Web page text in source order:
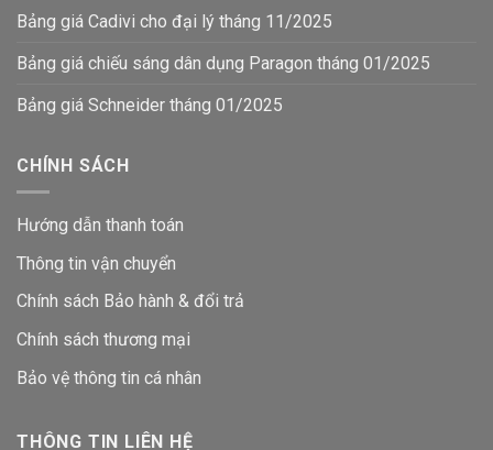
Bảng giá Cadivi cho đại lý tháng 11/2025
Bảng giá chiếu sáng dân dụng Paragon tháng 01/2025
Bảng giá Schneider tháng 01/2025
CHÍNH SÁCH
Hướng dẫn thanh toán
Thông tin vận chuyển
Chính sách Bảo hành & đổi trả
Chính sách thương mại
Bảo vệ thông tin cá nhân
THÔNG TIN LIÊN HỆ